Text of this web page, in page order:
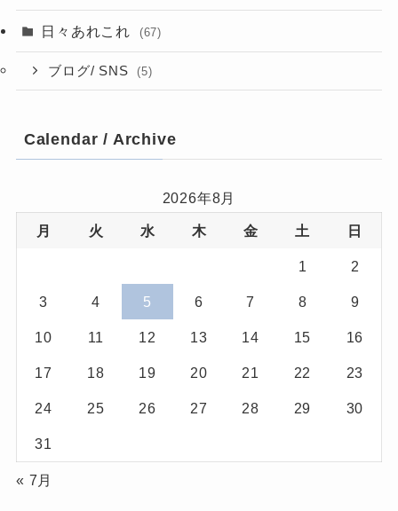
日々あれこれ (67)
ブログ/ SNS (5)
Calendar / Archive
2026年8月
月 火 水 木 金 土 日
1 2
3 4 5 6 7 8 9
10 11 12 13 14 15 16
17 18 19 20 21 22 23
24 25 26 27 28 29 30
31
« 7月